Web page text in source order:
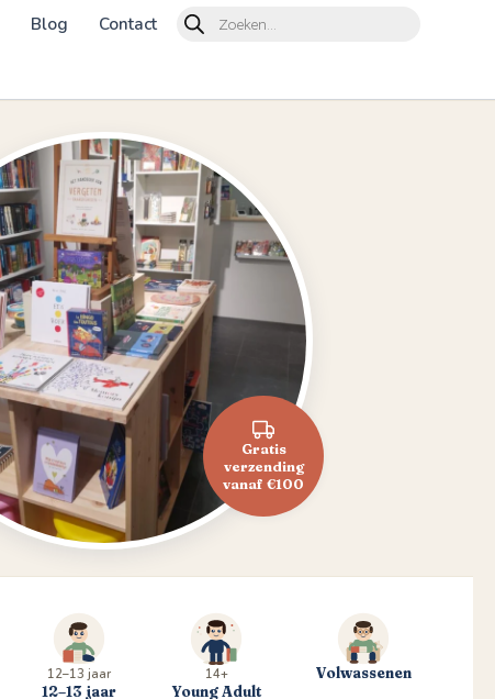
Blog Contact
Products
search
Gratis
verzending
vanaf €100
12–13 jaar
12–13 jaar
14+
Young Adult
Volwassenen